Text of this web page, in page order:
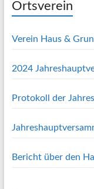
Ortsverein
Verein Haus &
2024
Protokoll der
Bericht über den